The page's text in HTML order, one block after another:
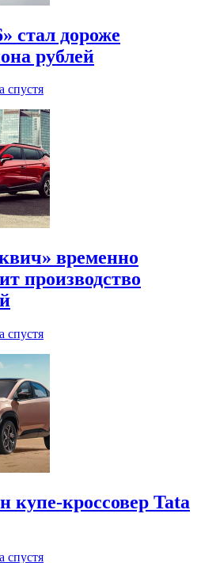
стал дороже
рублей
спустя
временно
производство
спустя
купе-кроссовер Tata
спустя